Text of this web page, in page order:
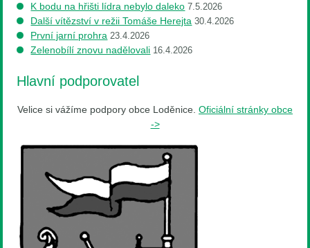
K bodu na hřišti lídra nebylo daleko 7.5.2026
Další vítězství v režii Tomáše Herejta 30.4.2026
První jarní prohra 23.4.2026
Zelenobílí znovu nadělovali 16.4.2026
Hlavní podporovatel
Velice si vážíme podpory obce Loděnice. Oficiální stránky obce
->